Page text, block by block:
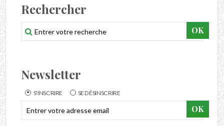
Rechercher
Newsletter
S'INSCRIRE SE DÉSINSCRIRE